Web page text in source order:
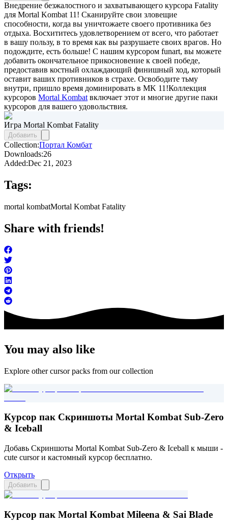
Внедрение безжалостного и захватывающего курсора Fatality
для Mortal Kombat 11! Сканируйте свои зловещие
способности, когда вы уничтожаете своего противника без
отдыха. Восхититесь удовлетворением от всего, что работает
в вашу пользу, в то время как вы разрушаете своих врагов. Но
подождите, есть больше! С нашим курсором funart, вы можете
добавить окончательное прикосновение к своей победе,
предоставив костный охлаждающий финишный ход, который
оставит ваших противников в страхе. Освободите тьму
внутри, пришло время доминировать в MK 11!Коллекция
курсоров Mortal Kombat включает этот и многие другие паки
курсоров для вашего удовольствия.
Игра Mortal Kombat Fatality
Добавить
Collection:Портал Комбат
Downloads:26
Added:Dec 21, 2023
Tags:
mortal kombatMortal Kombat Fatality
Share with friends!
You may also like
Explore other cursor packs from our collection
Курсор пак Скриншоты Mortal Kombat Sub-Zero
& Iceball
Добавь Скриншоты Mortal Kombat Sub-Zero & Iceball к мыши -
cute cursor и кастомный курсор бесплатно.
Открыть
Добавить
Курсор пак Mortal Kombat Mileena & Sai Blade